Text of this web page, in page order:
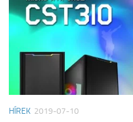
HÍREK 2019-07-10